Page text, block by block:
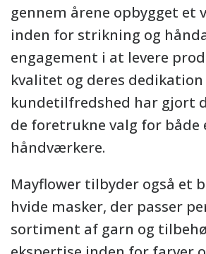
gennem årene opbygget et
inden for strikning og
engagement i at levere
kvalitet og deres
kundetilfredshed har gjort
de foretrukne valg for både
håndværkere.
Mayflower tilbyder også et
hvide masker, der passer
sortiment af garn og